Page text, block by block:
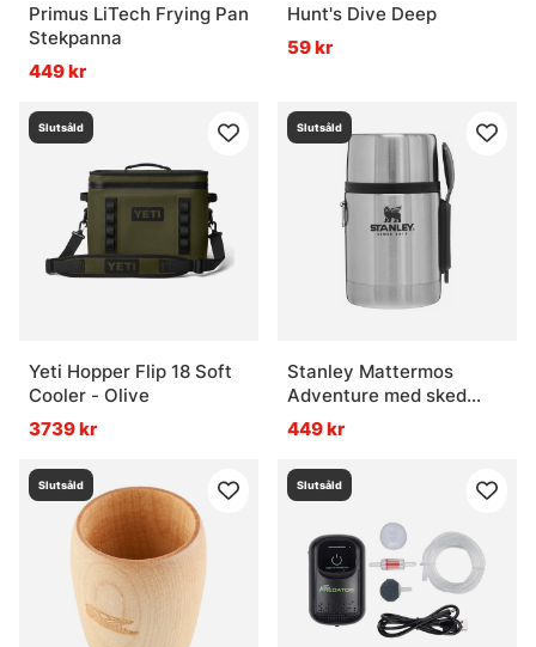
Primus LiTech Frying Pan
Stekpanna
449 kr
Hunt's Dive Deep
59 kr
Slutsåld
Yeti Hopper Flip 18 Soft
Cooler - Olive
3739 kr
Slutsåld
Stanley Mattermos
Adventure med sked
Rostfritt stål 0,53L
449 kr
Slutsåld Slutsåld